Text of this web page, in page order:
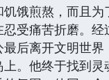
饿煎熬，而且为
受痛苦折磨。经
后离开文明世界
。他终于找到灵